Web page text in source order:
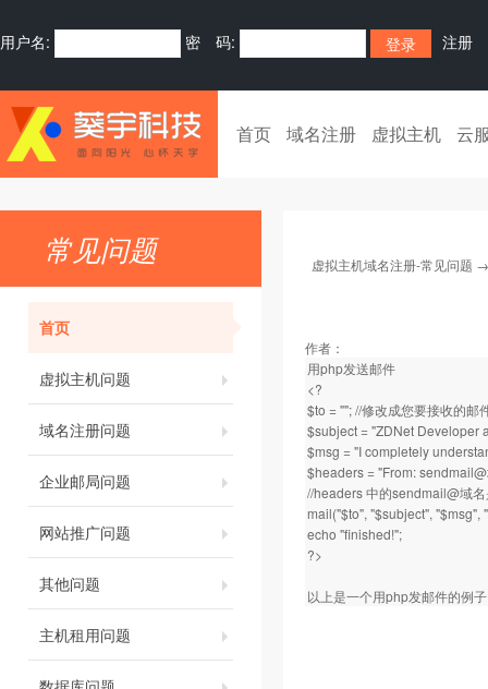
用户名: 密 码: 注册
首页 域名注册 虚拟主机 云
常见问题
首页
虚拟主机问题
域名注册问题
企业邮局问题
网站推广问题
其他问题
主机租用问题
虚拟主机域名注册-常见问题
作者：
用php发送邮件
<?
$to = ""; //修改成您要接收的邮
$subject = "ZDNet
$msg = "I completely
$headers = "From:
//headers 中的sendmail@域
mail("$to", "$subject", "$msg",
echo "finished!";
?>
以上是一个用php发邮件的例